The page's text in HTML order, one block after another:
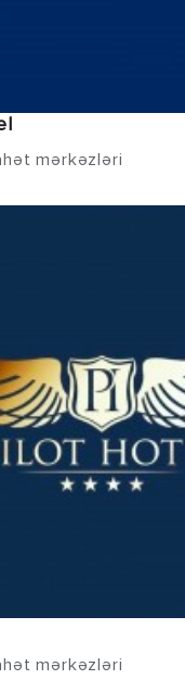
mərkəzləri
mərkəzləri